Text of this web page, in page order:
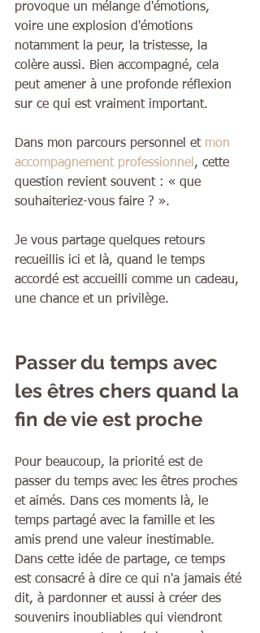
provoque un mélange d'émotions,
voire une explosion d'émotions
notamment la peur, la tristesse, la
colère aussi. Bien accompagné, cela
peut amener à une profonde réflexion
sur ce qui est vraiment important.
Dans mon parcours personnel et mon
accompagnement professionnel , cette
question revient souvent : « que
souhaiteriez-vous faire ? ».
Je vous partage quelques retours
recueillis ici et là, quand le temps
accordé est accueilli comme un cadeau,
une chance et un privilège.
Passer du temps avec
les êtres chers quand la
fin de vie est proche
Pour beaucoup, la priorité est de
passer du temps avec les êtres proches
et aimés. Dans ces moments là, le
temps partagé avec la famille et les
amis prend une valeur inestimable.
Dans cette idée de partage, ce temps
est consacré à dire ce qui n'a jamais été
dit, à pardonner et aussi à créer des
souvenirs inoubliables qui viendront